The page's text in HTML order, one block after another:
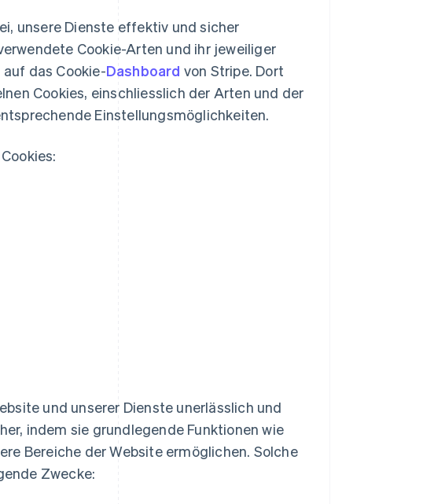
unsere Dienste effektiv und sicher
Cookie-Arten und ihr jeweiliger
das Cookie-Dashboard von Stripe. Dort
Cookies, einschliesslich der Arten und der
Einstellungsmöglichkeiten.
und unserer Dienste unerlässlich und
indem sie grundlegende Funktionen wie
Bereiche der Website ermöglichen. Solche
Zwecke: